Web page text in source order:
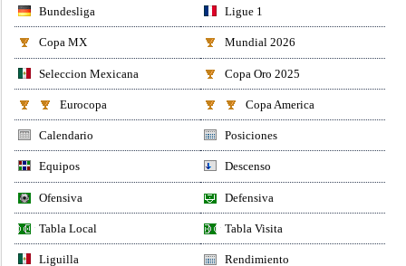
Bundesliga Ligue 1
Copa MX Mundial 2026
Seleccion Mexicana Copa Oro 2025
Eurocopa Copa America
Calendario Posiciones
Equipos Descenso
Ofensiva Defensiva
Tabla Local Tabla Visita
Liguilla Rendimiento